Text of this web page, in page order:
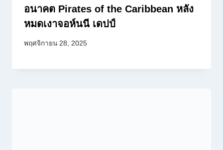
อนาคต Pirates of the Caribbean หลัง
หมดเงาจอห์นนี เดปป์
พฤศจิกายน 28, 2025